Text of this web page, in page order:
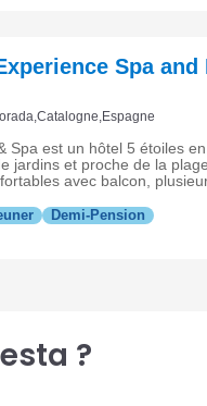
Spa and
Spa est un hôtel 5 étoiles
jardins et proche de la
avec balcon,
Demi-Pension
?